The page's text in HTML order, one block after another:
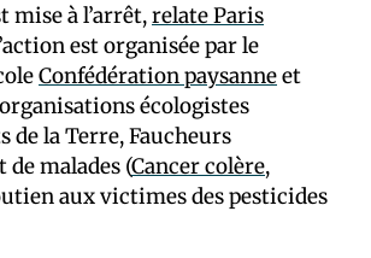
mise à l’arrêt,relate Paris
est organisée par le
Confédération paysanneet
écologistes
de la Terre, Faucheurs
malades (Cancer colère,
aux victimes des pesticides